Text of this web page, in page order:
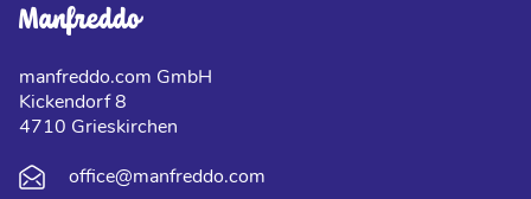
manfreddo.com GmbH
Kickendorf 8
4710 Grieskirchen
office@manfreddo.com